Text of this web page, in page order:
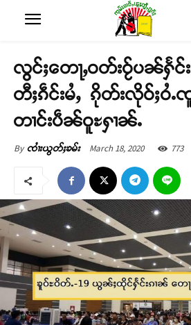
လွင်ႈတေႃႇဝတ်းဝႂ်ပၼ်ႁႅင်
တီႈၵဵင်းမႆႇ ၵိုတ်းလိုဝ်ႈဝႆႉ
တၢင်းပဵၼ်ဝူႊႁၢၼ်ႉ
By ၸၢႆးယွတ်ႈၶမ်း March 18, 2020 773